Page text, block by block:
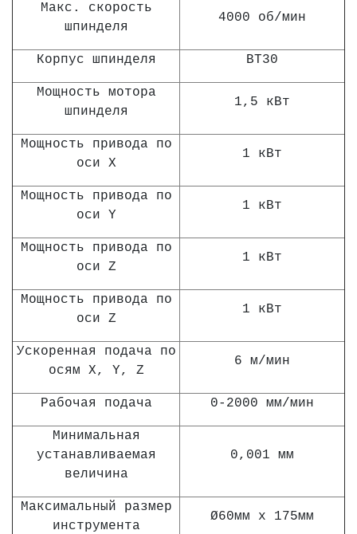
Макс. скорость
шпинделя
4000 об/мин
Корпус шпинделя ВТ30
Мощность мотора
шпинделя
1,5 кВт
Мощность привода по
оси Х
1 кВт
Мощность привода по
оси Y
1 кВт
Мощность привода по
оси Z
1 кВт
Мощность привода по
оси Z
1 кВт
Ускоренная подача по
осям X, Y, Z
6 м/мин
Рабочая подача 0-2000 мм/мин
Минимальная
устанавливаемая
величина
0,001 мм
Максимальный размер
инструмента
Ø60мм х 175мм